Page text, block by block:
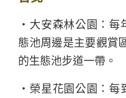
・大安森林公園：
態池周邊是主要觀賞
的生態池步道一帶。
・榮星花園公園：